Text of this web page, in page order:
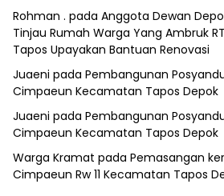
Rohman . pada Anggota Dewan
Tinjau Rumah Warga Yang Ambruk
Tapos Upayakan Bantuan Renovasi
Juaeni pada Pembangunan
Cimpaeun Kecamatan Tapos Depok
Juaeni pada Pembangunan
Cimpaeun Kecamatan Tapos Depok
Warga Kramat pada Pemasangan
Cimpaeun Rw 11 Kecamatan Tapos